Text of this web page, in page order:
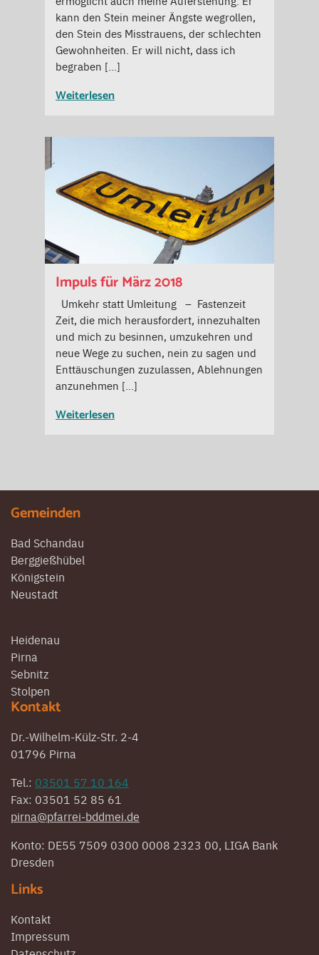
kann den Stein meiner Ängste wegrollen,
den Stein des Misstrauens, der schlechten
Gewohnheiten. Er will nicht, dass ich
begraben […]
Weiterlesen
Impuls für März 2018
Umkehr statt Umleitung – Fastenzeit
Zeit, die mich herausfordert, innezuhalten
und mich zu besinnen, umzukehren und
neue Wege zu suchen, nein zu sagen und
Enttäuschungen zuzulassen, Ablehnungen
anzunehmen […]
Weiterlesen
Gemeinden
Bad Schandau
Berggießhübel
Königstein
Neustadt
Heidenau
Pirna
Sebnitz
Stolpen
Kontakt
Dr.-Wilhelm-Külz-Str. 2-4
01796 Pirna
Tel.: 03501 57 10 164
Fax: 03501 52 85 61
pirna@pfarrei-bddmei.de
Konto: DE55 7509 0300 0008 2323 00, LIGA Bank
Dresden
Links
Kontakt
Impressum